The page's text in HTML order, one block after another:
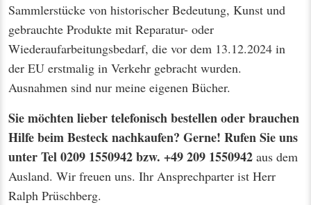
Sammlerstücke von historischer Bedeutung, Kunst und
gebrauchte Produkte mit Reparatur- oder
Wiederaufarbeitungsbedarf, die vor dem 13.12.2024 in
der EU erstmalig in Verkehr gebracht wurden.
Ausnahmen sind nur meine eigenen Bücher.
Sie möchten lieber telefonisch bestellen oder brauchen
Hilfe beim Besteck nachkaufen? Gerne! Rufen Sie uns
unter Tel 0209 1550942 bzw. +49 209 1550942 aus dem
Ausland. Wir freuen uns. Ihr Ansprechparter ist Herr
Ralph Prüschberg.